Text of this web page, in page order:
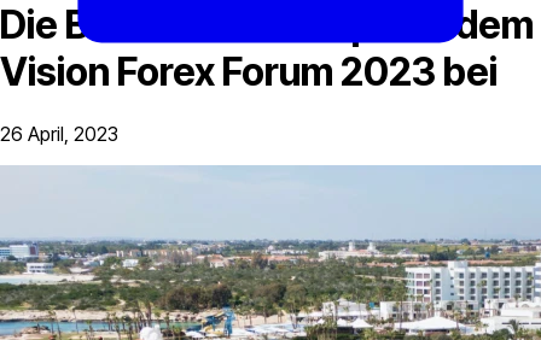
Die B2BROKER Group tritt dem
Vision Forex Forum 2023 bei
26 April, 2023